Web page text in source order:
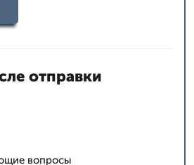
отправки
вопросы